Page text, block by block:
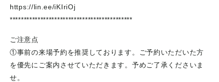
https://lin.ee/iKIriOj
********************************************
ご注意点
①事前の来場予約を推奨しております。ご予約いただいた方
を優先にご案内させていただきます。予めご了承くださいま
せ。